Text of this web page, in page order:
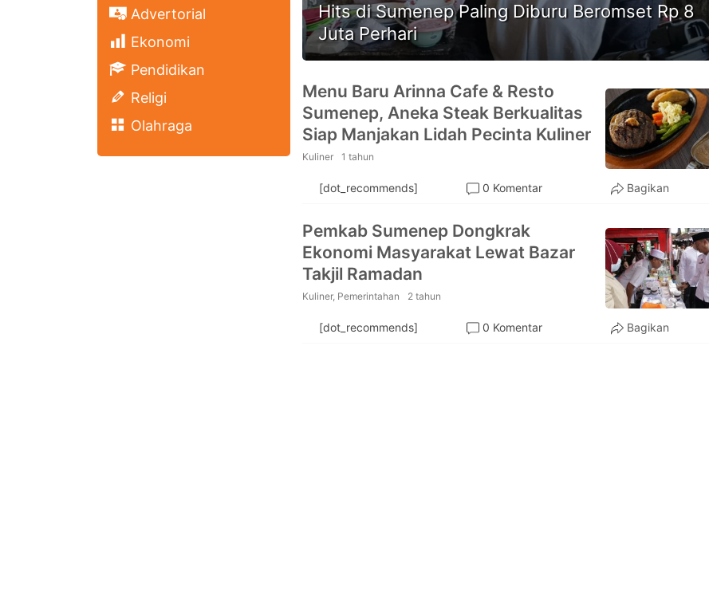
Advertorial
Ekonomi
Pendidikan
Religi
Olahraga
Hits di Sumenep Paling Diburu Beromset Rp 8
Juta Perhari
Menu Baru Arinna Cafe & Resto
Sumenep, Aneka Steak Berkualitas
Siap Manjakan Lidah Pecinta Kuliner
Kuliner 1 tahun
[dot_recommends] 0 Komentar Bagikan
Pemkab Sumenep Dongkrak
Ekonomi Masyarakat Lewat Bazar
Takjil Ramadan
Kuliner, Pemerintahan 2 tahun
[dot_recommends] 0 Komentar Bagikan